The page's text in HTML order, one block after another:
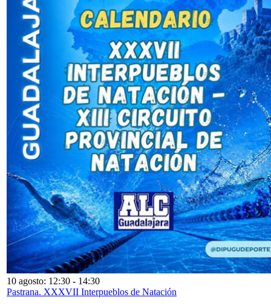
10 agosto: 12:30 - 14:30
Pastrana. XXXVII Interpueblos de Natación